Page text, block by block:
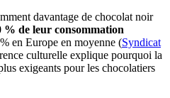
davantage de chocolat noir
% de leur consommation
en Europe en moyenne (Syndicat
culturelle explique pourquoi la
exigeants pour les chocolatiers